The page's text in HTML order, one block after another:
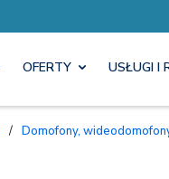
OFERTY USŁUGI I
/ Domofony,